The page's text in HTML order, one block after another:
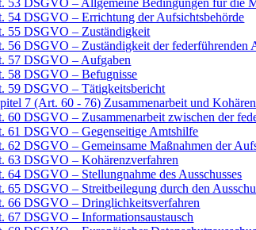
54 DSGVO – Errichtung der Aufsichtsbehörde
55 DSGVO – Zuständigkeit
56 DSGVO – Zuständigkeit der federführenden
57 DSGVO – Aufgaben
58 DSGVO – Befugnisse
59 DSGVO – Tätigkeitsbericht
7 (Art. 60 - 76) Zusammenarbeit und
60 DSGVO – Zusammenarbeit zwischen der
61 DSGVO – Gegenseitige Amtshilfe
62 DSGVO – Gemeinsame Maßnahmen der
63 DSGVO – Kohärenzverfahren
64 DSGVO – Stellungnahme des Ausschusses
65 DSGVO – Streitbeilegung durch den
66 DSGVO – Dringlichkeitsverfahren
67 DSGVO – Informationsaustausch